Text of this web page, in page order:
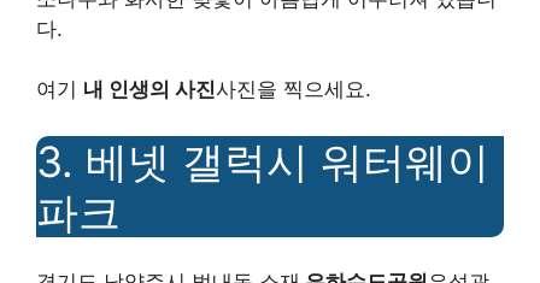
다.
여기 내 인생의 사진사진을 찍으세요.
3. 베넷 갤럭시 워터웨이
파크